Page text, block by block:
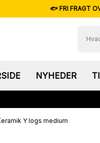
🐟 FRI FRAGT
NYHEDER
Y logs medium